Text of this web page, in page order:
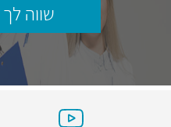
שווה